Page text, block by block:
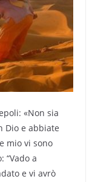
«Non sia
Dio e abbiate
mio vi sono
“Vado a
e vi avrò